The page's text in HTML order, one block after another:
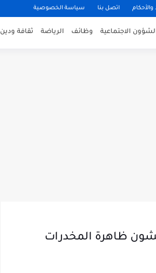
اتصل بنا سياسة الخصوصية
الاجتماعية وظائف الرياضة ثقافة ودين
ظاهرة المخدرات